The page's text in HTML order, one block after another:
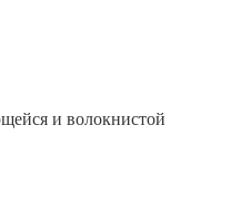
и волокнистой